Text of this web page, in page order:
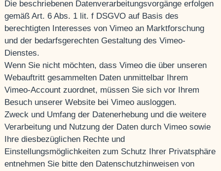
Die beschriebenen Datenverarbeitungsvorgänge erfolgen
gemäß Art. 6 Abs. 1 lit. f DSGVO auf Basis des
berechtigten Interesses von Vimeo an Marktforschung
und der bedarfsgerechten Gestaltung des Vimeo-
Dienstes.
Wenn Sie nicht möchten, dass Vimeo die über unseren
Webauftritt gesammelten Daten unmittelbar Ihrem
Vimeo-Account zuordnet, müssen Sie sich vor Ihrem
Besuch unserer Website bei Vimeo ausloggen.
Zweck und Umfang der Datenerhebung und die weitere
Verarbeitung und Nutzung der Daten durch Vimeo sowie
Ihre diesbezüglichen Rechte und
Einstellungsmöglichkeiten zum Schutz Ihrer Privatsphäre
entnehmen Sie bitte den Datenschutzhinweisen von